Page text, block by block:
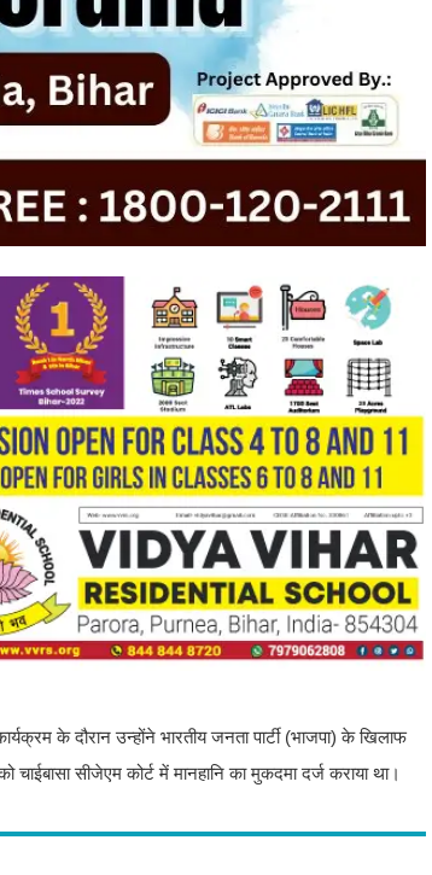
के दौरान उन्होंने भारतीय जनता पार्टी (भाजपा) के खिलाफ
सीजेएम कोर्ट में मानहानि का मुकदमा दर्ज कराया था।